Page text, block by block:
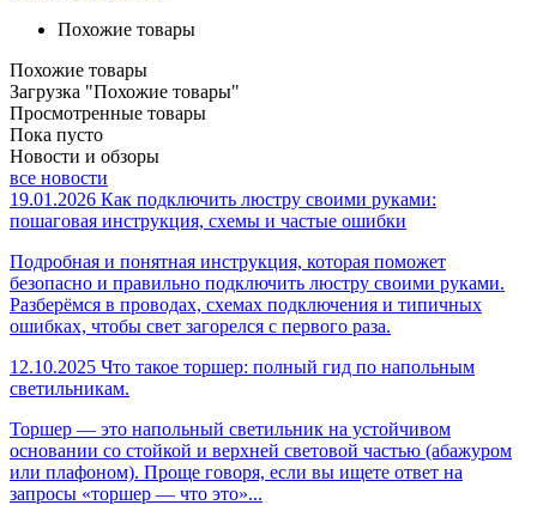
Похожие товары
Похожие товары
Загрузка "Похожие товары"
Просмотренные товары
Пока пусто
Новости и обзоры
все новости
19.01.2026 Как подключить люстру своими руками:
пошаговая инструкция, схемы и частые ошибки
Подробная и понятная инструкция, которая поможет
безопасно и правильно подключить люстру своими руками.
Разберёмся в проводах, схемах подключения и типичных
ошибках, чтобы свет загорелся с первого раза.
12.10.2025 Что такое торшер: полный гид по напольным
светильникам.
Торшер — это напольный светильник на устойчивом
основании со стойкой и верхней световой частью (абажуром
или плафоном). Проще говоря, если вы ищете ответ на
запросы «торшер — что это»...